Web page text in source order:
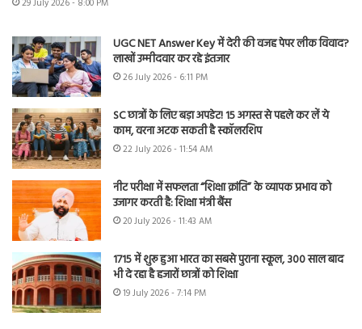
29 July 2026 - 8:00 PM
UGC NET Answer Key में देरी की वजह पेपर लीक विवाद?
लाखों उम्मीदवार कर रहे इंतजार
26 July 2026 - 6:11 PM
SC छात्रों के लिए बड़ा अपडेट! 15 अगस्त से पहले कर लें ये
काम, वरना अटक सकती है स्कॉलरशिप
22 July 2026 - 11:54 AM
नीट परीक्षा में सफलता “शिक्षा क्रांति” के व्यापक प्रभाव को
उजागर करती है: शिक्षा मंत्री बैंस
20 July 2026 - 11:43 AM
1715 में शुरू हुआ भारत का सबसे पुराना स्कूल, 300 साल बाद
भी दे रहा है हजारों छात्रों को शिक्षा
19 July 2026 - 7:14 PM